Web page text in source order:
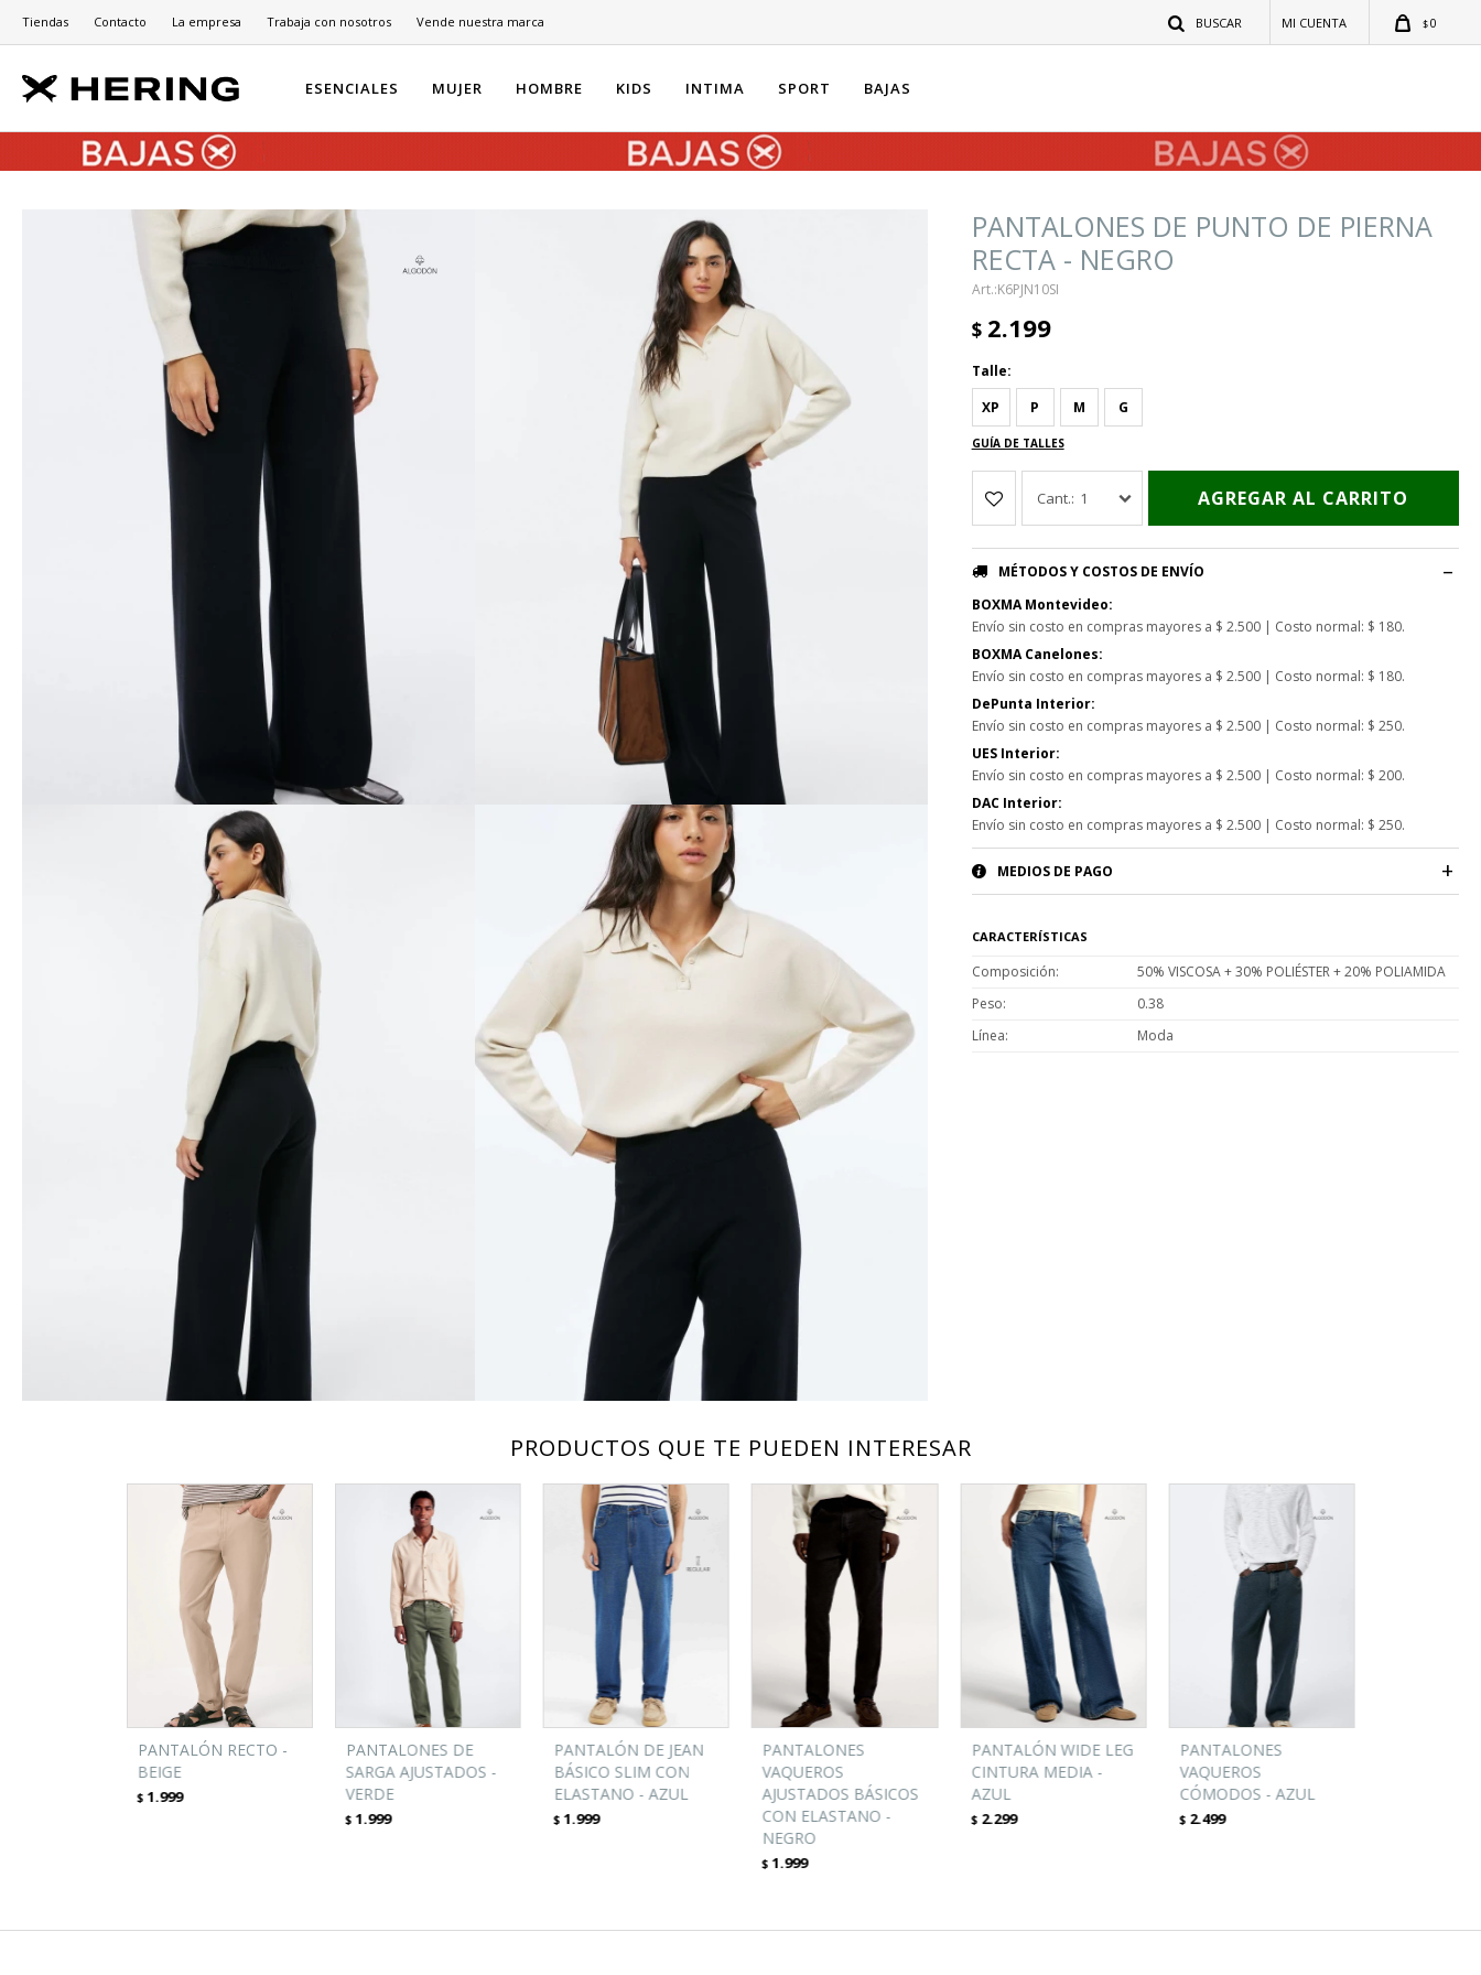
ESENCIALES MUJER HOMBRE KIDS INTIMA SPORT BAJAS
$0
Tiendas Contacto La empresa Trabaja con nosotros Vende nuestra marca
PANTALONES DE PUNTO DE PIERNA
RECTA - NEGRO
K6PJN10SI
$ 2.199
Talle:
XP
P M G
GUÍA DE TALLES
1 AGREGAR AL CARRITO
MÉTODOS Y COSTOS DE ENVÍO
BOXMA Montevideo:
Envío sin costo en compras mayores a $ 2.500 | Costo normal: $ 180.
BOXMA Canelones:
Envío sin costo en compras mayores a $ 2.500 | Costo normal: $ 180.
DePunta Interior:
Envío sin costo en compras mayores a $ 2.500 | Costo normal: $ 250.
UES Interior:
Envío sin costo en compras mayores a $ 2.500 | Costo normal: $ 200.
DAC Interior:
Envío sin costo en compras mayores a $ 2.500 | Costo normal: $ 250.
MEDIOS DE PAGO
CARACTERÍSTICAS
Composición
50% VISCOSA + 30% POLIÉSTER + 20% POLIAMIDA
Peso
0.38
Línea
Moda
PRODUCTOS QUE TE PUEDEN INTERESAR
PANTALÓN RECTO -
BEIGE
$ 1.999
PANTALONES DE
SARGA AJUSTADOS -
VERDE
$ 1.999
PANTALÓN DE JEAN
BÁSICO SLIM CON
ELASTANO - AZUL
$ 1.999
PANTALONES
VAQUEROS
AJUSTADOS BÁSICOS
CON ELASTANO -
NEGRO
$ 1.999
PANTALÓN WIDE LEG
CINTURA MEDIA -
AZUL
$ 2.299
PANTALONES
VAQUEROS
CÓMODOS - AZUL
$ 2.499